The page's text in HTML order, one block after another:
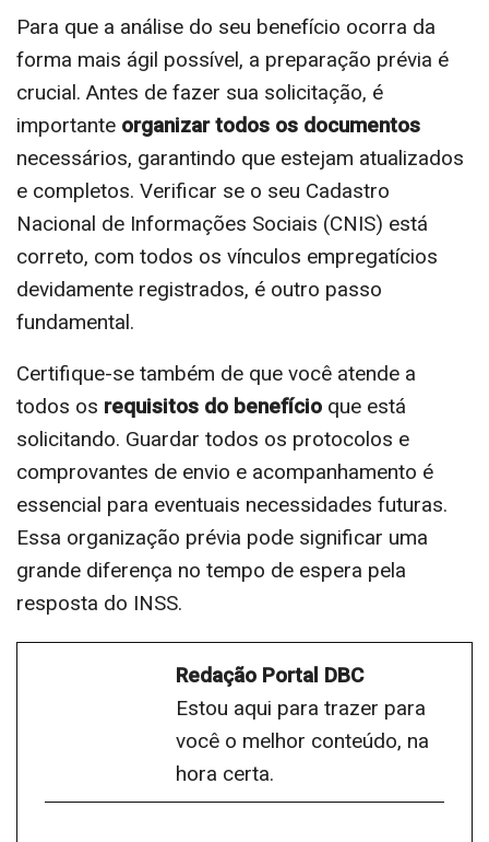
Para que a análise do seu benefício ocorra da
forma mais ágil possível, a preparação prévia é
crucial. Antes de fazer sua solicitação, é
importante organizar todos os documentos
necessários, garantindo que estejam atualizados
e completos. Verificar se o seu Cadastro
Nacional de Informações Sociais (CNIS) está
correto, com todos os vínculos empregatícios
devidamente registrados, é outro passo
fundamental.
Certifique-se também de que você atende a
todos os requisitos do benefício que está
solicitando. Guardar todos os protocolos e
comprovantes de envio e acompanhamento é
essencial para eventuais necessidades futuras.
Essa organização prévia pode significar uma
grande diferença no tempo de espera pela
resposta do INSS.
Redação Portal DBC
Estou aqui para trazer para
você o melhor conteúdo, na
hora certa.